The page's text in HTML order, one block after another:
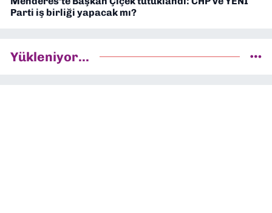
Parti iş birliği yapacak mı?
Yükleniyor...